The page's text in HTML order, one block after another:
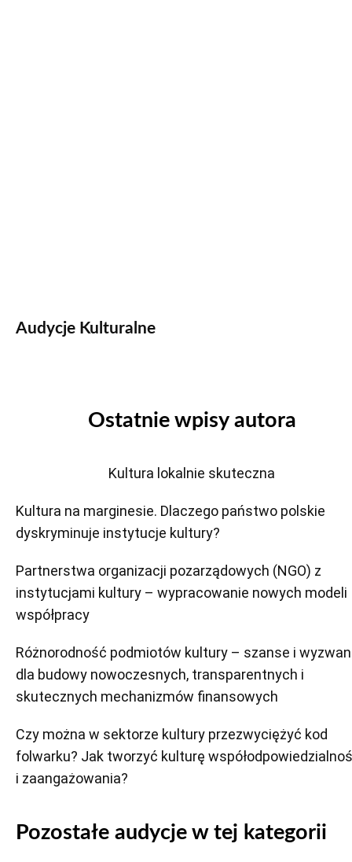
Audycje Kulturalne
Ostatnie wpisy autora
Kultura lokalnie skuteczna
Kultura na marginesie. Dlaczego państwo polskie
dyskryminuje instytucje kultury?
Partnerstwa organizacji pozarządowych (NGO) z
instytucjami kultury – wypracowanie nowych modeli
współpracy
Różnorodność podmiotów kultury – szanse i
dla budowy nowoczesnych, transparentnych i
skutecznych mechanizmów finansowych
Czy można w sektorze kultury przezwyciężyć kod
folwarku? Jak tworzyć kulturę
i zaangażowania?
Pozostałe audycje w tej kategorii